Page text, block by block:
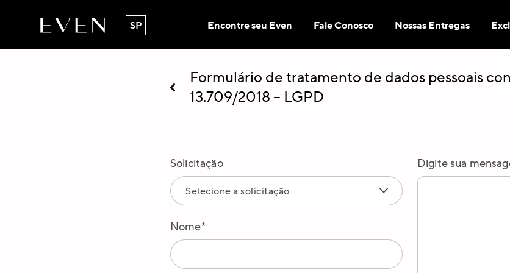
SP Encontre seu Even Fale Conosco Nossas Entregas
Formulário de tratamento de dados pessoais
13.709/2018 – LGPD
Solicitação
Nome*
Digite sua